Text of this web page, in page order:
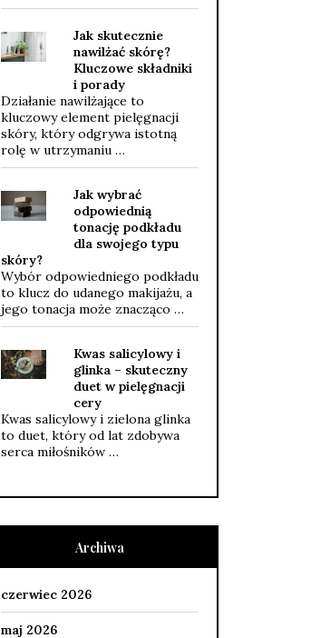
Jak skutecznie
nawilżać skórę?
Kluczowe składniki
i porady
Działanie nawilżające to
kluczowy element pielęgnacji
skóry, który odgrywa istotną
rolę w utrzymaniu …
Jak wybrać
odpowiednią
tonację podkładu
dla swojego typu
skóry?
Wybór odpowiedniego podkładu
to klucz do udanego makijażu, a
jego tonacja może znacząco …
Kwas salicylowy i
glinka – skuteczny
duet w pielęgnacji
cery
Kwas salicylowy i zielona glinka
to duet, który od lat zdobywa
serca miłośników …
Archiwa
czerwiec 2026
maj 2026